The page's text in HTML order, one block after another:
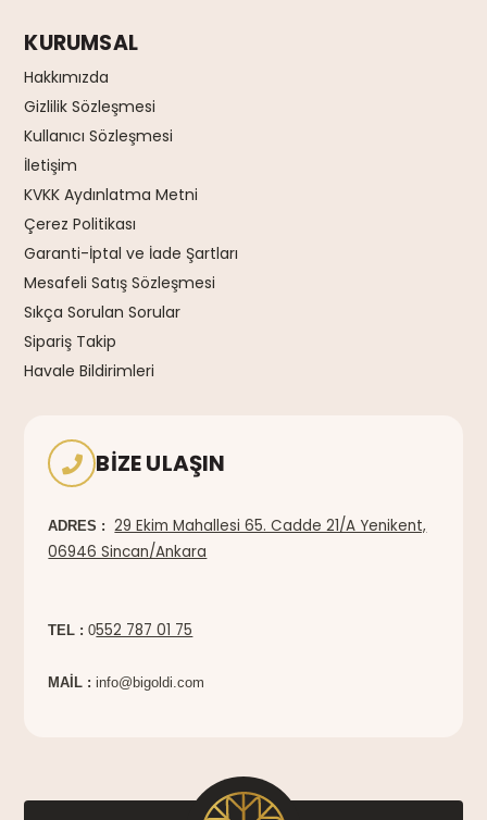
KURUMSAL
Hakkımızda
Gizlilik Sözleşmesi
Kullanıcı Sözleşmesi
İletişim
KVKK Aydınlatma Metni
Çerez Politikası
Garanti-İptal ve İade Şartları
Mesafeli Satış Sözleşmesi
Sıkça Sorulan Sorular
Sipariş Takip
Havale Bildirimleri
BIZE ULAŞIN
ADRES :
29 Ekim Mahallesi 65. Cadde 21/A Yenikent,
06946 Sincan/Ankara
TEL : 0552 787 01 75
MAİL :info@bigoldi.com